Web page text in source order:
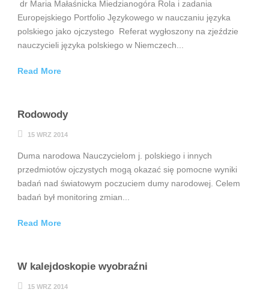
dr Maria Małaśnicka Miedzianogóra Rola i zadania
Europejskiego Portfolio Językowego w nauczaniu języka
polskiego jako ojczystego Referat wygłoszony na zjeździe
nauczycieli języka polskiego w Niemczech...
Read More
Rodowody
15 WRZ 2014
Duma narodowa Nauczycielom j. polskiego i innych
przedmiotów ojczystych mogą okazać się pomocne wyniki
badań nad światowym poczuciem dumy narodowej. Celem
badań był monitoring zmian...
Read More
W kalejdoskopie wyobraźni
15 WRZ 2014